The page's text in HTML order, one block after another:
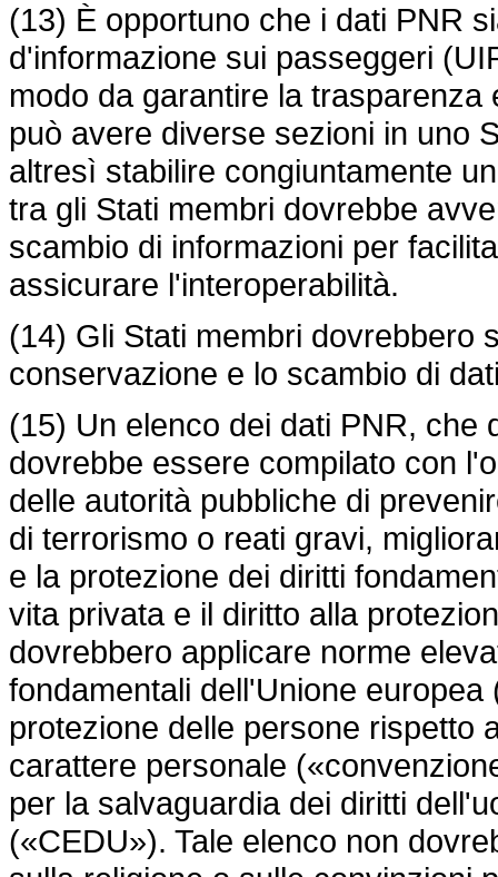
(13) È opportuno che i dati PNR
d'informazione sui passeggeri
modo da garantire la
può avere diverse sezioni in uno
altresì stabilire congiuntamente
tra gli Stati membri dovrebbe
scambio di informazioni per
assicurare l'interoperabilità.
(14) Gli Stati membri dovrebbero
conservazione e lo scambio di
(15) Un elenco dei dati PNR, che
dovrebbe essere compilato con
delle autorità pubbliche di
di terrorismo o reati gravi,
e la protezione dei diritti
vita privata e il diritto alla
dovrebbero applicare norme
fondamentali dell'Unione
protezione delle persone rispetto
carattere personale
per la salvaguardia dei diritti
(«CEDU»). Tale elenco non